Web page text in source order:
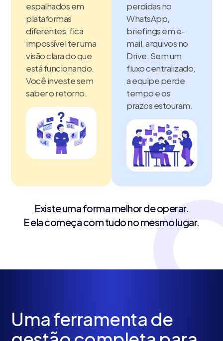
espalhados em
plataformas
diferentes, fica
impossível ter uma
visão clara do que
está funcionando.
Você investe sem
saber o retorno.
perdidas no
WhatsApp,
briefings em e-
mail, arquivos no
Drive. Sem um
fluxo centralizado,
a equipe perde
tempo e os
prazos estouram.
Existe uma forma melhor de operar.
E ela começa com tudo no mesmo lugar.
Uma ferramenta de